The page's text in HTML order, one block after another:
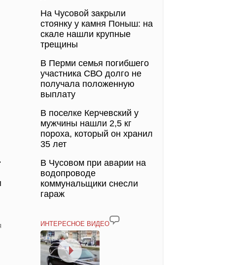
На Чусовой закрыли
стоянку у камня Поныш: на
скале нашли крупные
трещины
В Перми семья погибшего
участника СВО долго не
получала положенную
выплату
В поселке Керчевский у
мужчины нашли 2,5 кг
пороха, который он хранил
35 лет
В Чусовом при аварии на
водопроводе
коммунальщики снесли
гараж
ИНТЕРЕСНОЕ ВИДЕО